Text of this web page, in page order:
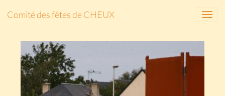
Comité des fêtes de CHEUX